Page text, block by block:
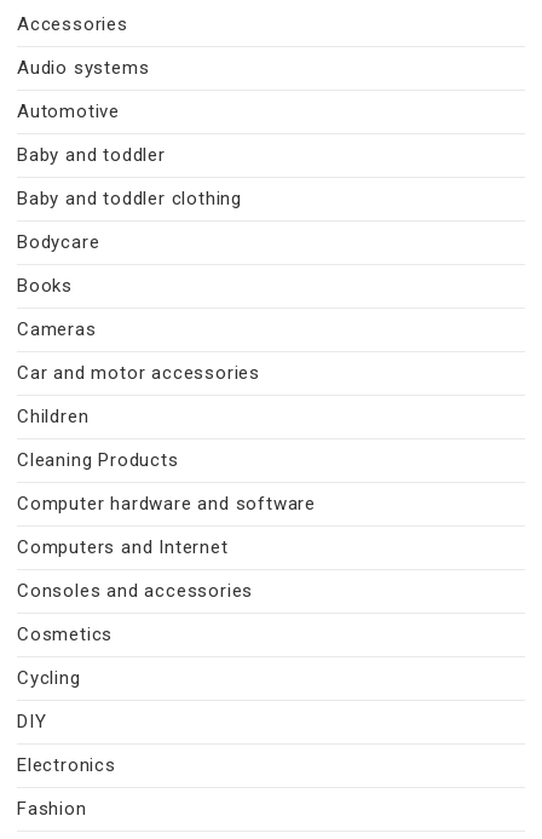
Accessories
Audio systems
Automotive
Baby and toddler
Baby and toddler clothing
Bodycare
Books
Cameras
Car and motor accessories
Children
Cleaning Products
Computer hardware and software
Computers and Internet
Consoles and accessories
Cosmetics
Cycling
DIY
Electronics
Fashion